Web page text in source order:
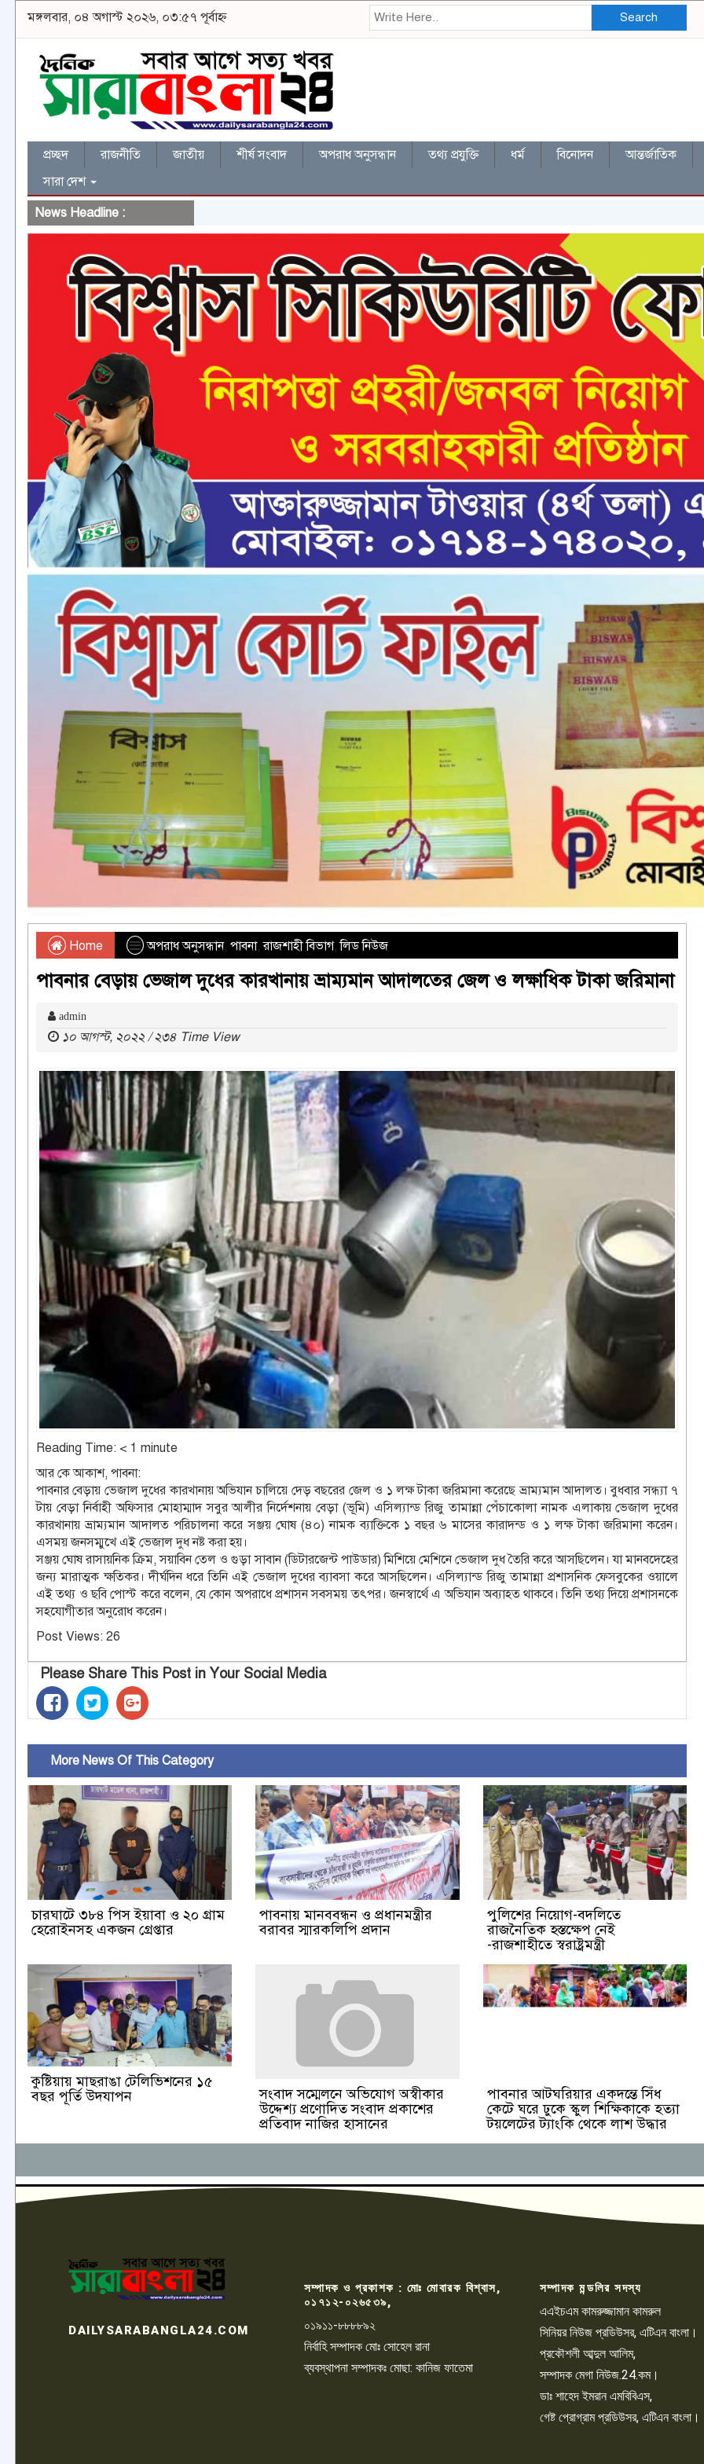
মঙ্গলবার, ০৪ অগাস্ট ২০২৬, ০৩:৫৭ পূর্বাহ্ন Search
প্রচ্ছদ রাজনীতি জাতীয় শীর্ষ সংবাদ অপরাধ অনুসন্ধান তথ্য প্রযুক্তি ধর্ম বিনোদন আন্তর্জাতিক
সারা দেশ
News Headline :
Home অপরাধ অনুসন্ধান, পাবনা,রাজশাহী বিভাগ,লিড নিউজ
পাবনার বেড়ায় ভেজাল দুধের কারখানায় ভ্রাম্যমান আদালতের জেল ও লক্ষাধিক টাকা জরিমানা
admin
১০ আগস্ট, ২০২২ / ২৩৪ Time View
Reading Time: < 1 minute
আর কে আকাশ, পাবনা:
পাবনার বেড়ায় ভেজাল দুধের কারখানায় অভিযান চালিয়ে দেড় বছরের জেল ও ১ লক্ষ টাকা জরিমানা করেছে ভ্রাম্যমান আদালত। বুধবার সন্ধ্যা ৭
টায় বেড়া নির্বাহী অফিসার মোহাম্মাদ সবুর আলীর নির্দেশনায় বেড়া (ভূমি) এসিল্যান্ড রিজু তামান্না পেঁচাকোলা নামক এলাকায় ভেজাল দুধের
কারখানায় ভ্রাম্যমান আদালত পরিচালনা করে সঞ্জয় ঘোষ (৪০) নামক ব্যাক্তিকে ১ বছর ৬ মাসের কারাদন্ড ও ১ লক্ষ টাকা জরিমানা করেন।
এসময় জনসম্মুখে এই ভেজাল দুধ নষ্ট করা হয়।
সঞ্জয় ঘোষ রাসায়নিক ক্রিম, সয়াবিন তেল ও গুড়া সাবান (ডিটারজেন্ট পাউডার) মিশিয়ে মেশিনে ভেজাল দুধ তৈরি করে আসছিলেন। যা মানবদেহের
জন্য মারাত্মক ক্ষতিকর। দীর্ঘদিন ধরে তিনি এই ভেজাল দুধের ব্যাবসা করে আসছিলেন। এসিল্যান্ড রিজু তামান্না প্রশাসনিক ফেসবুকের ওয়ালে
এই তথ্য ও ছবি পোস্ট করে বলেন, যে কোন অপরাধে প্রশাসন সবসময় তৎপর। জনস্বার্থে এ অভিযান অব্যাহত থাকবে। তিনি তথ্য দিয়ে প্রশাসনকে
সহযোগীতার অনুরোধ করেন।
Post Views: 26
Please Share This Post in Your Social Media
More News Of This Category
চারঘাটে ৩৮৪ পিস ইয়াবা ও ২০ গ্রাম
হেরোইনসহ একজন গ্রেপ্তার
পাবনায় মানববন্ধন ও প্রধানমন্ত্রীর
বরাবর স্মারকলিপি প্রদান
পুলিশের নিয়োগ-বদলিতে
রাজনৈতিক হস্তক্ষেপ নেই
-রাজশাহীতে স্বরাষ্ট্রমন্ত্রী
কুষ্টিয়ায় মাছরাঙা টেলিভিশনের ১৫
বছর পূর্তি উদযাপন
সংবাদ সম্মেলনে অভিযোগ অস্বীকার
উদ্দেশ্য প্রণোদিত সংবাদ প্রকাশের
প্রতিবাদ নাজির হাসানের
পাবনার আটঘরিয়ার একদন্তে সিঁধ
কেটে ঘরে ঢুকে স্কুল শিক্ষিকাকে হত্যা
টয়লেটের ট্যাংকি থেকে লাশ উদ্ধার
DAILYSARABANGLA24.COM
সম্পাদক ও প্রকাশক : মোঃ মোবারক বিশ্বাস,
০১৭১২-০২৬৫৩৯,
০১৯১১-৮৮৮৮৯২
নির্বাহি সম্পাদক মোঃ সোহেল রানা
ব্যবস্থাপনা সম্পাদকঃ মোছা: কানিজ ফাতেমা
সম্পাদক মন্ডলির সদস্য
এএইচএম কামরুজ্জামান কামরুল
সিনিয়র নিউজ প্রডিউসর, এটিএন বাংলা।
প্রকৌশলী আব্দুল আলিম,
সম্পাদক মেগা নিউজ.24.কম।
ডাঃ শাহেদ ইমরান এমবিবিএস,
গেষ্ট প্রোগ্রাম প্রডিউসর, এটিএন বাংলা।